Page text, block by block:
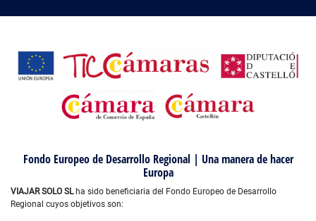
Fondo Europeo de Desarrollo Regional | Una manera de hacer
Europa
VIAJAR SOLO SLha sido beneficiaria del Fondo Europeo de Desarrollo
Regional cuyos objetivos son: